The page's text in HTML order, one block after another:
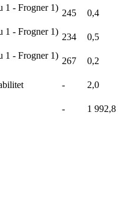
1 - Frogner 1)
245
0,4
1 - Frogner 1)
234
0,5
1 - Frogner 1)
267
0,2
-
2,0
- 1 992,8